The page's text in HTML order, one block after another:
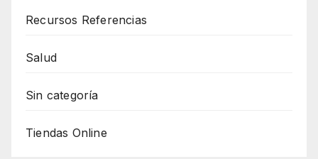
Recursos Referencias
Salud
Sin categoría
Tiendas Online